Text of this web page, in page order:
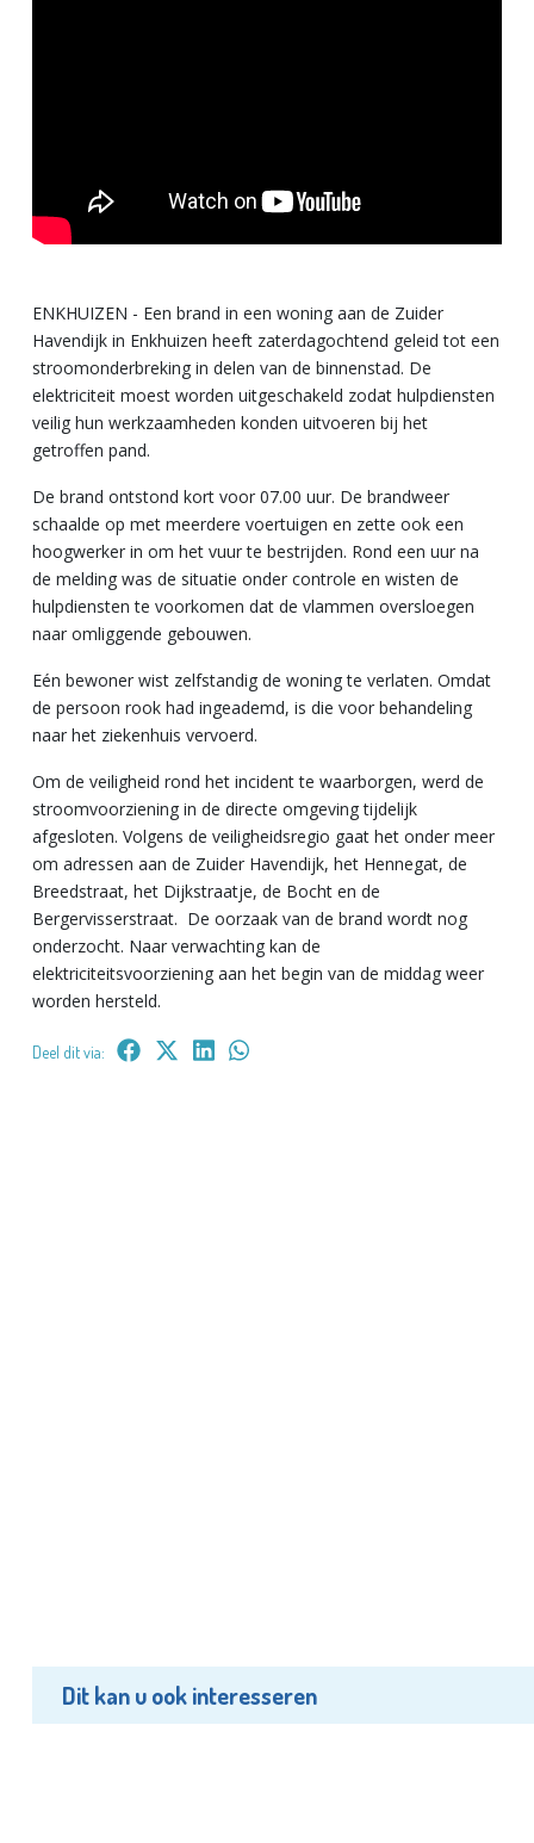
ENKHUIZEN - Een brand in een woning aan de Zuider
Havendijk in Enkhuizen heeft zaterdagochtend geleid tot een
stroomonderbreking in delen van de binnenstad. De
elektriciteit moest worden uitgeschakeld zodat hulpdiensten
veilig hun werkzaamheden konden uitvoeren bij het
getroffen pand.
De brand ontstond kort voor 07.00 uur. De brandweer
schaalde op met meerdere voertuigen en zette ook een
hoogwerker in om het vuur te bestrijden. Rond een uur na
de melding was de situatie onder controle en wisten de
hulpdiensten te voorkomen dat de vlammen oversloegen
naar omliggende gebouwen.
Eén bewoner wist zelfstandig de woning te verlaten. Omdat
de persoon rook had ingeademd, is die voor behandeling
naar het ziekenhuis vervoerd.
Om de veiligheid rond het incident te waarborgen, werd de
stroomvoorziening in de directe omgeving tijdelijk
afgesloten. Volgens de veiligheidsregio gaat het onder meer
om adressen aan de Zuider Havendijk, het Hennegat, de
Breedstraat, het Dijkstraatje, de Bocht en de
Bergervisserstraat. De oorzaak van de brand wordt nog
onderzocht. Naar verwachting kan de
elektriciteitsvoorziening aan het begin van de middag weer
worden hersteld.
Deel dit via:
Dit kan u ook interesseren